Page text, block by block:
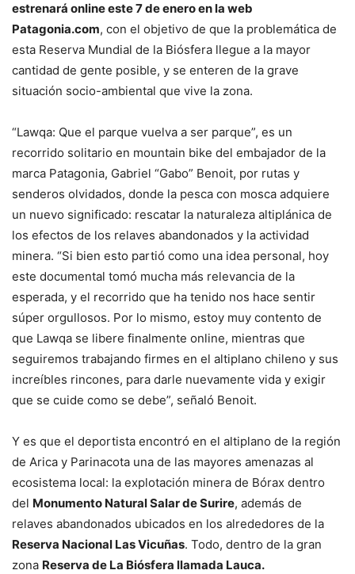
estrenará online este 7 de enero en la web
Patagonia.com, con el objetivo de que la problemática de
esta Reserva Mundial de la Biósfera llegue a la mayor
cantidad de gente posible, y se enteren de la grave
situación socio-ambiental que vive la zona.
“Lawqa: Que el parque vuelva a ser parque”, es un
recorrido solitario en mountain bike del embajador de la
marca Patagonia, Gabriel “Gabo” Benoit, por rutas y
senderos olvidados, donde la pesca con mosca adquiere
un nuevo significado: rescatar la naturaleza altiplánica de
los efectos de los relaves abandonados y la actividad
minera. “Si bien esto partió como una idea personal, hoy
este documental tomó mucha más relevancia de la
esperada, y el recorrido que ha tenido nos hace sentir
súper orgullosos. Por lo mismo, estoy muy contento de
que Lawqa se libere finalmente online, mientras que
seguiremos trabajando firmes en el altiplano chileno y sus
increíbles rincones, para darle nuevamente vida y exigir
que se cuide como se debe”, señaló Benoit.
Y es que el deportista encontró en el altiplano de la región
de Arica y Parinacota una de las mayores amenazas al
ecosistema local: la explotación minera de Bórax dentro
del Monumento Natural Salar de Surire, además de
relaves abandonados ubicados en los alrededores de la
Reserva Nacional Las Vicuñas. Todo, dentro de la gran
zona Reserva de La Biósfera llamada Lauca.